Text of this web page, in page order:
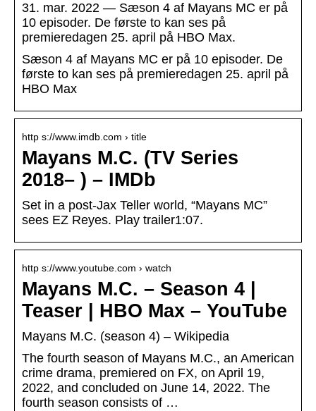
31. mar. 2022 — Sæson 4 af Mayans MC er på
10 episoder. De første to kan ses på
premieredagen 25. april på HBO Max.
Sæson 4 af Mayans MC er på 10 episoder. De
første to kan ses på premieredagen 25. april på
HBO Max
http s://www.imdb.com › title
Mayans M.C. (TV Series
2018– ) – IMDb
Set in a post-Jax Teller world, “Mayans MC”
sees EZ Reyes. Play trailer1:07.
http s://www.youtube.com › watch
Mayans M.C. – Season 4 |
Teaser | HBO Max – YouTube
Mayans M.C. (season 4) – Wikipedia
The fourth season of Mayans M.C., an American
crime drama, premiered on FX, on April 19,
2022, and concluded on June 14, 2022. The
fourth season consists of …